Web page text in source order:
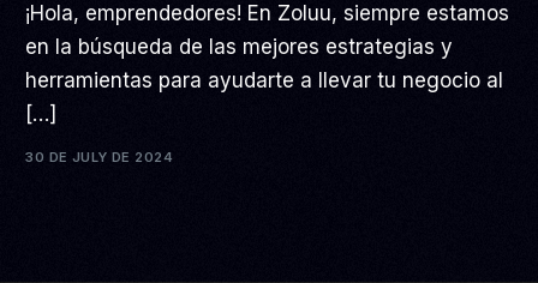
¡Hola, emprendedores! En Zoluu, siempre estamos
en la búsqueda de las mejores estrategias y
herramientas para ayudarte a llevar tu negocio al
[…]
30 DE JULY DE 2024